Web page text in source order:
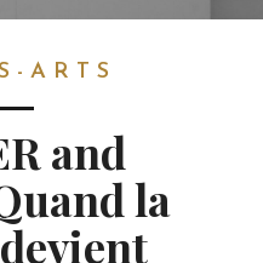
ARTS
and
la